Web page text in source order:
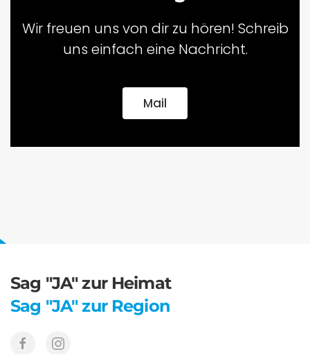
Wir freuen uns von dir zu hören! Schreib
uns einfach eine Nachricht.
Mail
Sag "JA" zur Heimat
Sag "JA" zur Region